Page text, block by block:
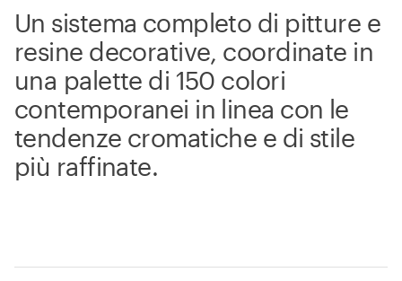
Un sistema completo di pitture e
resine decorative, coordinate in
una palette di 150 colori
contemporanei in linea con le
tendenze cromatiche e di stile
più raffinate.